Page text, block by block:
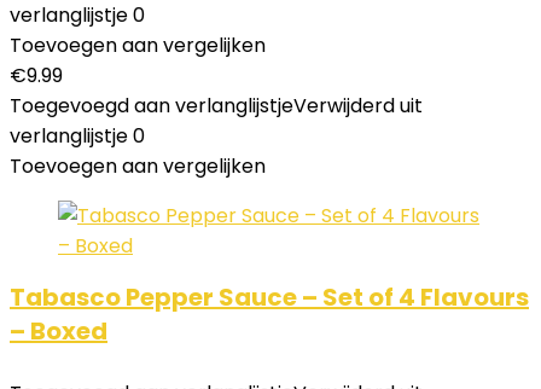
verlanglijstje0
Toevoegen aan vergelijken
€9.99
Toegevoegd aan verlanglijstjeVerwijderd uit
verlanglijstje0
Toevoegen aan vergelijken
Tabasco Pepper Sauce – Set of 4 Flavours
– Boxed